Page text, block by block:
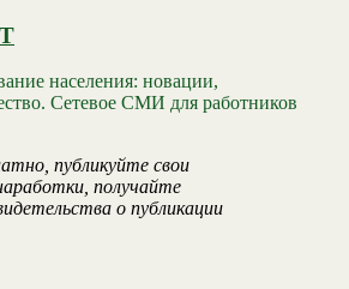
населения: новации,
Сетевое СМИ для работников
публикуйте свои
получайте
о публикации